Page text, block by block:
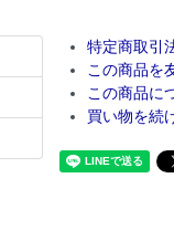
特定商取引
この商品を
この商品に
買い物を続